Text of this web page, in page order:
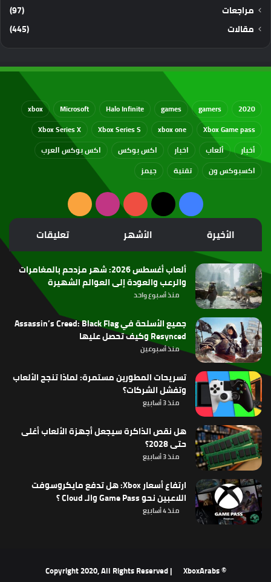
مراجعات
(97)
مقالات
(445)
2020
gamers
games
Halo Infinite
Microsoft
xbox
Xbox Game pass
xbox one
Xbox Series S
Xbox Series X
أخبار
ألعاب اخبار اكس بوكس
اكس بوكس العرب
اكسبوكس ون
تقنية جيمز
فيسبوك
‫X
‫YouTubeانستقرامملخص
الموقع
RSS
الأخيرة الأشهر تعليقات
ألعاب أغسطس 2026: شهر مزدحم بالمغامرات
والرعب والعودة إلى العوالم الشهيرة
منذ أسبوع واحد
جميع الأسلحة في Assassin’s Creed: Black Flag
Resynced وكيف تحصل عليها
منذ أسبوعين
تسريحات المطورين مستمرة: لماذا تنجح الألعاب
وتفشل الشركات؟
منذ 3 أسابيع
هل نقص الذاكرة سيجعل أجهزة الألعاب أغلى
حتى 2028؟
منذ 3 أسابيع
ارتفاع أسعار Xbox: هل تدفع مايكروسوفت
اللاعبين نحو Game Pass والـ Cloud ؟
منذ 4 أسابيع
© Copyright 2020, All Rights Reserved |
XboxArabs